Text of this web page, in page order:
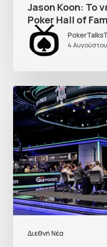
Jason Koon: Το
Poker Hall of
4
Διεθνή Νέα